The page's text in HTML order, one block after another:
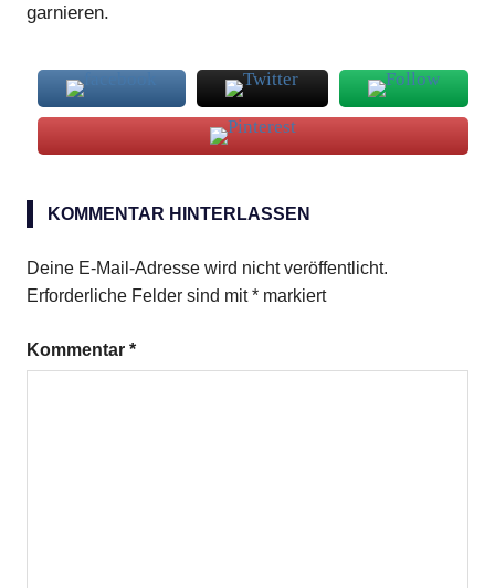
garnieren.
Sour
KOMMENTAR HINTERLASSEN
Deine E-Mail-Adresse wird nicht veröffentlicht.
Erforderliche Felder sind mit* markiert
Kommentar *